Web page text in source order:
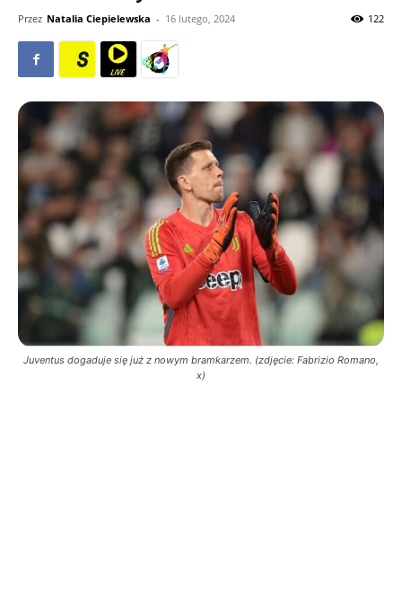
Przez Natalia Ciepielewska - 16 lutego, 2024 122
Juventus dogaduje się już z nowym bramkarzem. (zdjęcie: Fabrizio Romano,
x)